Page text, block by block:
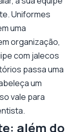
Uniformes
uma
organização,
com jalecos
passa uma
um
vale para
além do